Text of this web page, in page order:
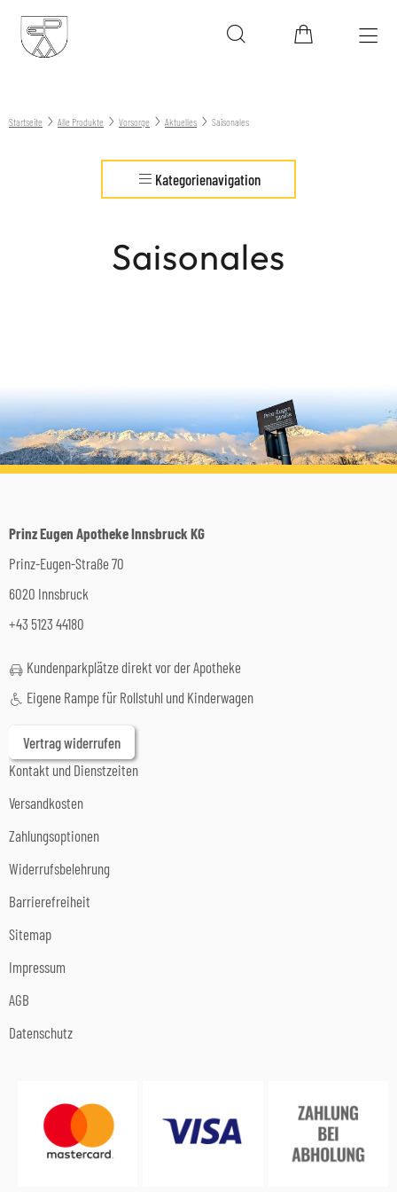
Startseite Alle Produkte Vorsorge Aktuelles Saisonales
Kategorienavigation
Saisonales
Prinz Eugen Apotheke Innsbruck KG
Prinz-Eugen-Straße 70
6020 Innsbruck
+43 5123 44180
Kundenparkplätze direkt vor der Apotheke
Eigene Rampe für Rollstuhl und Kinderwagen
Vertrag widerrufen
Kontakt und Dienstzeiten
Versandkosten
Zahlungsoptionen
Widerrufsbelehrung
Barrierefreiheit
Sitemap
Impressum
AGB
Datenschutz